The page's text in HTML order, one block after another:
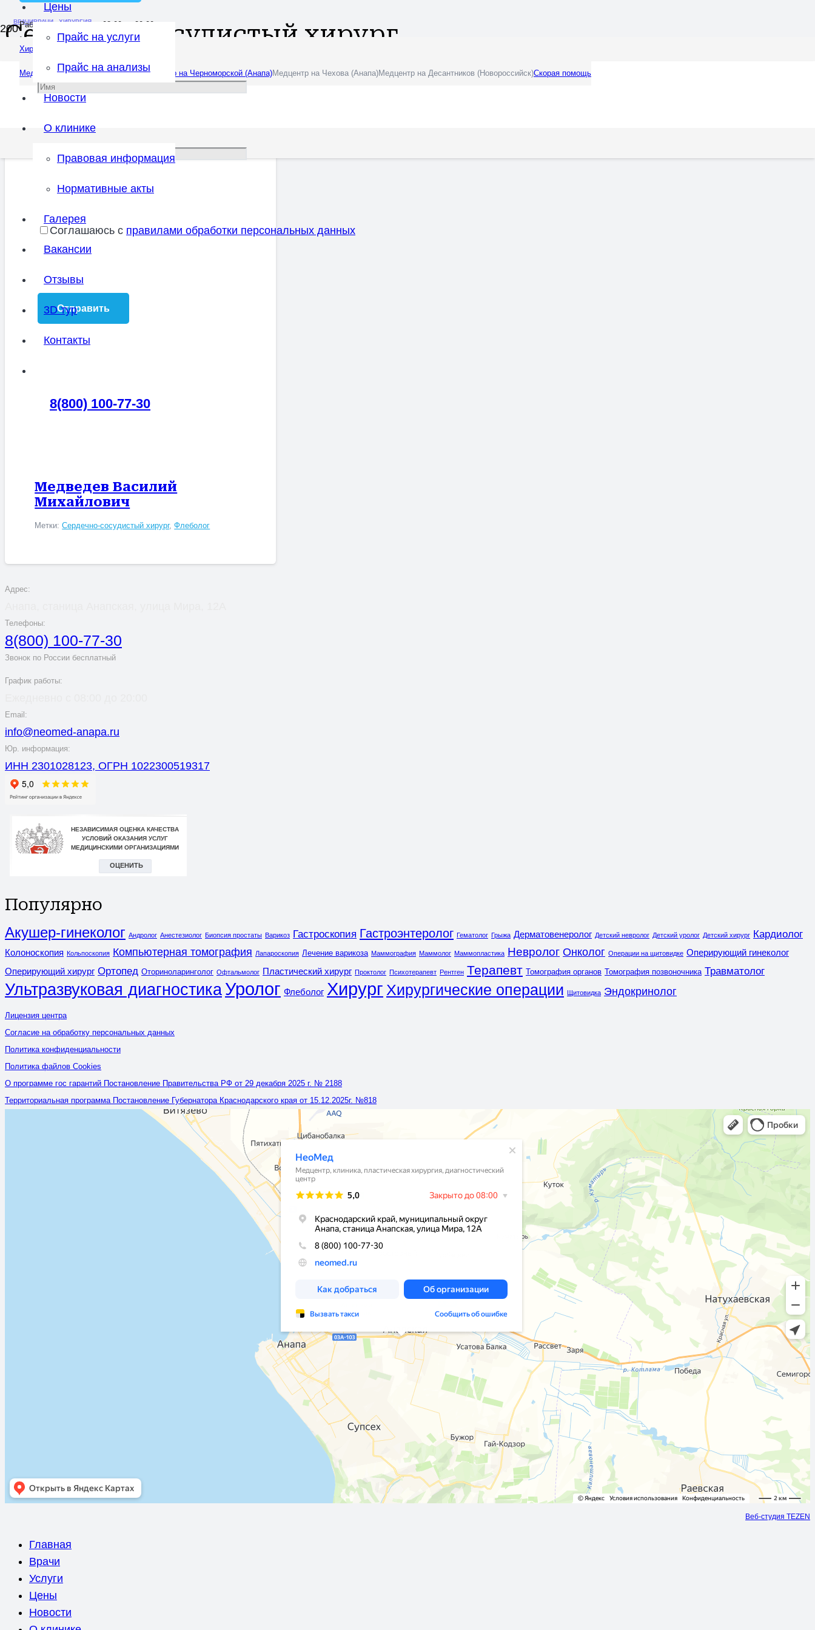
Работаем ежедневно: 08:00 — 20:00
Хирургический центр в Анапской
Медцентр на Омелькова (Анапа)Медцентр на Черноморской (Анапа)Медцентр на Чехова (Анапа)Медцентр на Десантников (Новороссийск)Скорая помощь
Соглашаюсь с правилами обработки персональных данных
8(800) 100-77-30
Цены
Прайс на услуги
Прайс на анализы
Новости
О клинике
Правовая информация
Нормативные акты
Галерея
Вакансии
Отзывы
3D тур
Контакты
Сердечно-сосудистый хирург
ВРАЧИВРАЧИ - ХИРУРГИЯ
Медведев Василий
Михайлович
Метки:Сердечно-сосудистый хирург,Флеболог
Адрес:
Телефоны:
8(800) 100-77-30
Звонок по России бесплатный
График работы:
Email:
info@neomed-anapa.ru
Юр. информация:
ИНН 2301028123, ОГРН 1022300519317
Популярно
Акушер-гинеколог Андролог Анестезиолог Биопсия простаты Варикоз Гастроскопия Гастроэнтеролог Гематолог Грыжа Дерматовенеролог Детский невролог Детский уролог Детский хирург Кардиолог
Колоноскопия Кольпоскопия Компьютерная томография Лапароскопия Лечение варикоза Маммография Маммолог Маммопластика Невролог Онколог Операции на щитовидке Оперирующий гинеколог
Оперирующий хирург Ортопед Оториноларинголог Офтальмолог Пластический хирург Проктолог Психотерапевт Рентген Терапевт Томография органов Томография позвоночника Травматолог
Ультразвуковая диагностикаУролог Флеболог Хирург Хирургические операции Щитовидка Эндокринолог
Лицензия центра
Согласие на обработку персональных данных
Политика конфиденциальности
Политика файлов Cookies
О программе гос гарантий Постановление Правительства РФ от 29 декабря 2025 г. № 2188
Территориальная программа Постановление Губернатора Краснодарского края от 15.12.2025г. №818
Веб-студия TEZEN
Главная
Врачи
Услуги
Цены
Новости